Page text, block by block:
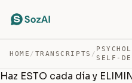
HOME / TRANSCRIPTS /
SELF-
Haz ESTO cada día y